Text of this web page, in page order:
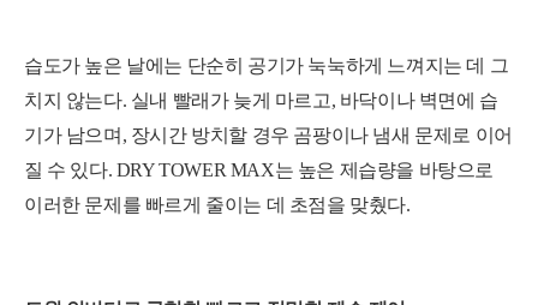
습도가 높은 날에는 단순히 공기가 눅눅하게 느껴지는 데 그
치지 않는다. 실내 빨래가 늦게 마르고, 바닥이나 벽면에 습
기가 남으며, 장시간 방치할 경우 곰팡이나 냄새 문제로 이어
질 수 있다. DRY TOWER MAX는 높은 제습량을 바탕으로
이러한 문제를 빠르게 줄이는 데 초점을 맞췄다.